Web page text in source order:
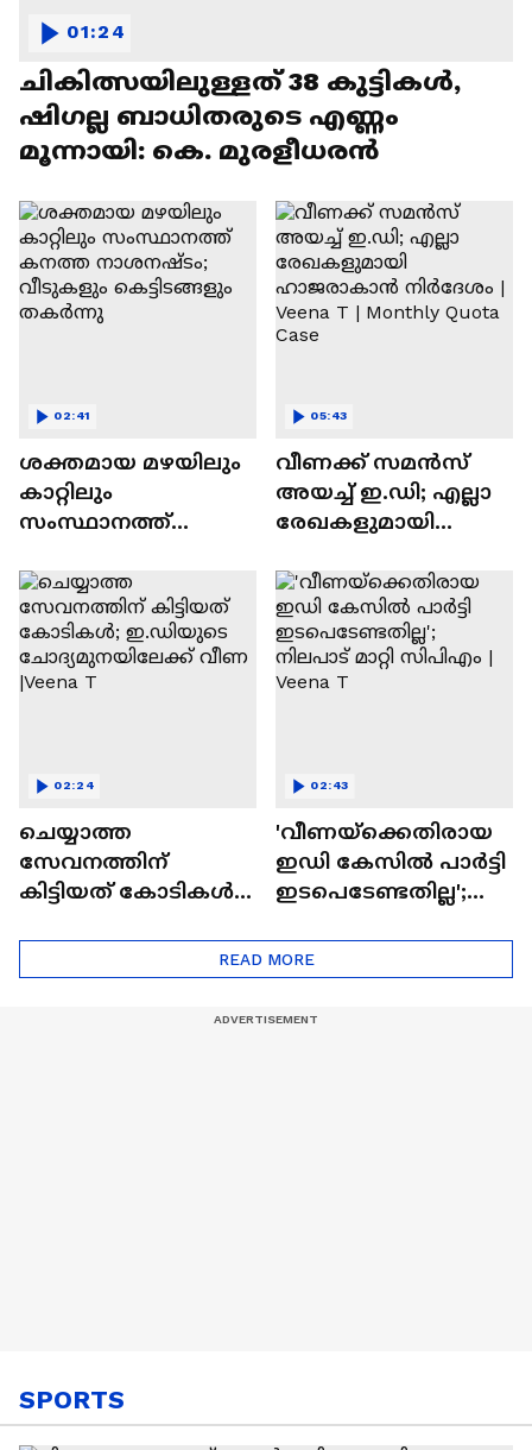
ചികിത്സയിലുള്ളത് 38 കുട്ടികൾ,
ഷിഗല്ല ബാധിതരുടെ എണ്ണം
മൂന്നായി: കെ. മുരളീധരൻ
01:24
ശക്തമായ മഴയിലും
കാറ്റിലും
സംസ്ഥാനത്ത്
വീടുകളും
കെട്ടിടങ്ങളും
തകർന്നു
02:41
വീണക്ക് സമൻസ്
അയച്ച് ഇ.ഡി; എല്ലാ
രേഖകളുമായി
നിർദേശം | Veena T |
Monthly Quota Case
05:43
ചെയ്യാത്ത
സേവനത്തിന്
കിട്ടിയത് കോടികൾ;
ചോദ്യമുനയിലേക്ക്
വീണ |Veena T
02:24
'വീണയ്‌ക്കെതിരായ
ഇഡി കേസിൽ പാർട്ടി
ഇടപെടേണ്ടതില്ല';
സിപിഎം | Veena T
02:43
READ MORE
SPORTS